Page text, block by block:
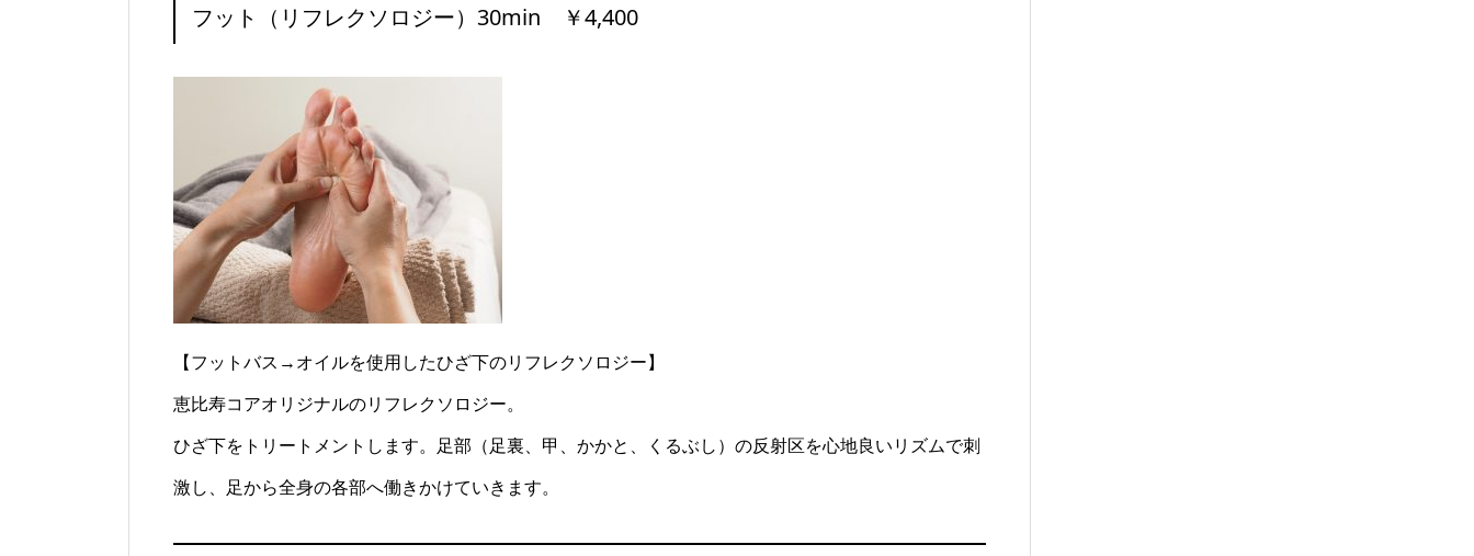
フット（リフレクソロジー）30min ￥4,400
【フットバス→オイルを使用したひざ下のリフレクソロジー】
恵比寿コアオリジナルのリフレクソロジー。
ひざ下をトリートメントします。足部（足裏、甲、かかと、くるぶし）の反射区を心地良いリズムで刺
激し、足から全身の各部へ働きかけていきます。